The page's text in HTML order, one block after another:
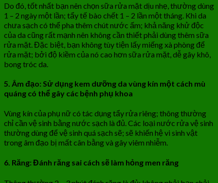
Do đó, tốt nhất bạn nên chọn sữa rửa mặt dịu nhẹ, thường dùng
1 – 2 ngày một lần; tẩy tế bào chết 1 – 2 lần một tháng. Khi da
chưa sạch có thể pha thêm chút nước ấm; khả năng khử độc
của da cũng rất mạnh nên không cần thiết phải dùng thêm sữa
rửa mặt. Đặc biệt, bạn không tùy tiện lấy miếng xà phòng để
rửa mặt; bởi độ kiềm của nó cao hơn sữa rửa mặt, dễ gây khô,
bong tróc da.
5. Âm đạo: Sử dụng kem dưỡng da vùng kín một cách mù
quáng có thể gây các bệnh phụ khoa
Vùng kín của phụ nữ có tác dụng tẩy rửa riêng; thông thường
chỉ cần vệ sinh bằng nước sạch là đủ. Các loại nước rửa vệ sinh
thường dùng để vệ sinh quá sạch sẽ; sẽ khiến hệ vi sinh vật
trong âm đạo bị mất cân bằng và gây viêm nhiễm.
6. Răng: Đánh răng sai cách sẽ làm hỏng men răng